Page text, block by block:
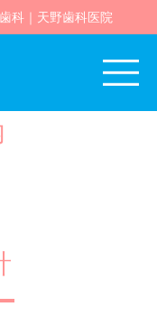
科｜天野歯科医院